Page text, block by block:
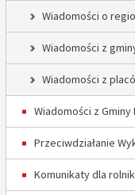
Wiadomości o
Wiadomości z
Wiadomości z
Wiadomości z Gminy
Przeciwdziałanie
Komunikaty dla